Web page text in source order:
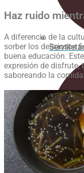
BEBIDA FRÍA
Vasos
cartón
Haz ruido
A diferencia de la
sorber los deliciosos
buena educación.
expresión de disfrute,
saboreando la